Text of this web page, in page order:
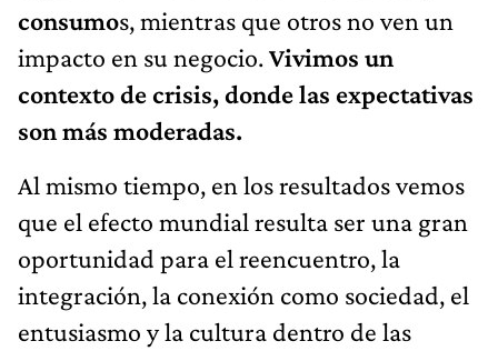
consumos, mientras que otros no ven un
impacto en su negocio.Vivimos un
contexto de crisis, donde las expectativas
son más moderadas.
Al mismo tiempo, en los resultados vemos
que el efecto mundial resulta ser una gran
oportunidad para el reencuentro, la
integración, la conexión como sociedad, el
entusiasmo y la cultura dentro de las